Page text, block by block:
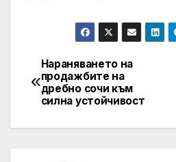
Post
navigation
Нараняването на
продажбите на
дребно сочи към
силна устойчивост